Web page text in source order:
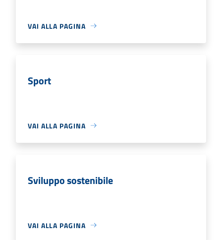
VAI ALLA PAGINA
Sport
VAI ALLA PAGINA
Sviluppo sostenibile
VAI ALLA PAGINA